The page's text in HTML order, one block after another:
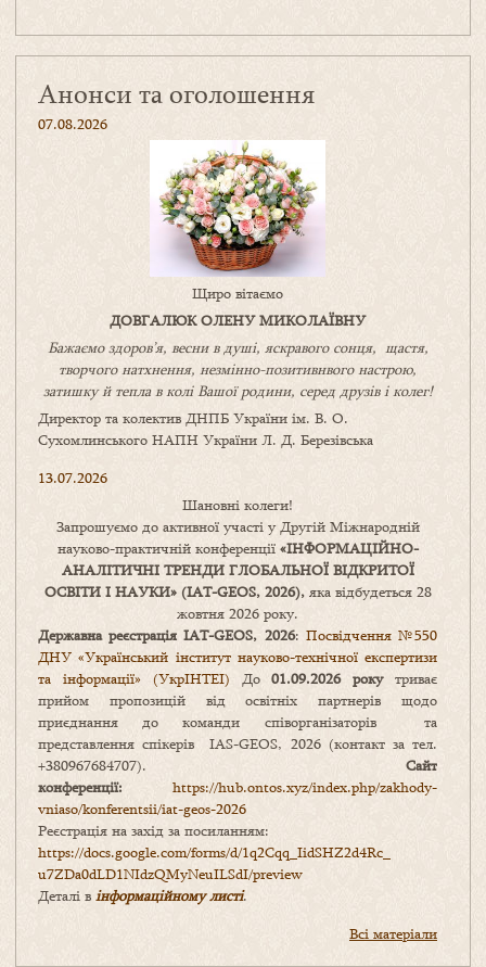
Анонси та оголошення
07.08.2026
Щиро вітаємо
ДОВГАЛЮК ОЛЕНУ МИКОЛАЇВНУ
Бажаємо здоров’я, весни в душі, яскравого сонця, щастя,
творчого натхнення, незмінно-позитивнвого настрою,
затишкуйтепла в коліВашоїродини, серед друзів і колег!
Директор та колектив ДНПБ України ім. В. О.
Сухомлинського НАПН України Л. Д. Березівська
13.07.2026
Шановні колеги!
Запрошуємо до активної участі у Другій Міжнародній
науково-практичній конференції «ІНФОРМАЦІЙНО-
АНАЛІТИЧНІ ТРЕНДИ ГЛОБАЛЬНОЇ ВІДКРИТОЇ
ОСВІТИ І НАУКИ» (IAT-GEOS, 2026),яка відбудеться 28
жовтня 2026 року.
Державна реєстрація IAT-GEOS, 2026: Посвідчення №550
ДНУ «Український інститут науково-технічної експертизи
та інформації» (УкрІНТЕІ) До01.09.2026 рокутриває
прийом пропозицій від освітніх партнерів щодо
приєднання до команди співорганізаторів та
представлення спікерів IAS-GEOS, 2026 (контакт за тел.
+380967684707). Сайт
конференції: https://hub.ontos.xyz/index.php/zakhody-
vniaso/konferentsii/iat-geos-2026
Реєстрація на захід за посиланням:
https://docs.google.com/forms/d/1q2Cqq_IidSHZ2d4Rc_
u7ZDa0dLD1NIdzQMyNeuILSdI/preview
Деталі в інформаційному листі.
Всі матеріали